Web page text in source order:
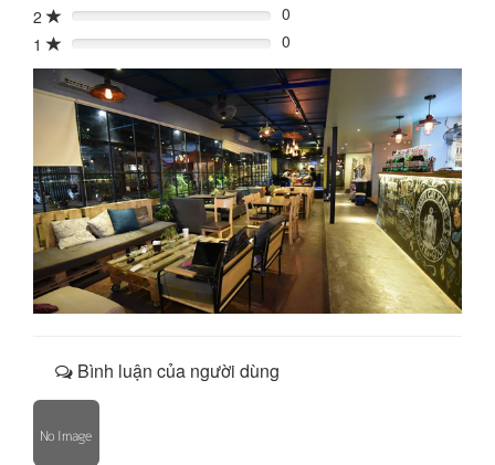
2
0%
0
1
0% 0
Bình luận của người dùng